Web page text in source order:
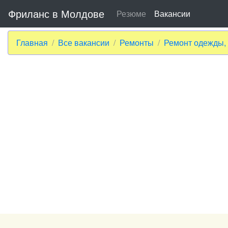
Фриланс в Молдове Резюме Вакансии
Главная Все вакансии Ремонты Ремонт одежды,